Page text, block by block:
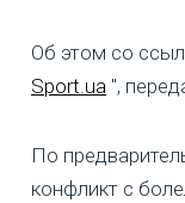
Об этом со
Sport.ua ",
По
конфликт с